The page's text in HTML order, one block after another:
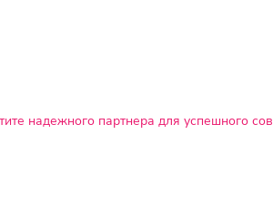
надежного партнера для успешного